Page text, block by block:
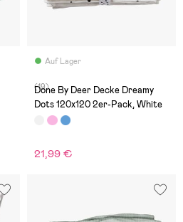
Auf Lager
(19)
Done By Deer Decke Dreamy
Dots 120x120 2er-Pack, White
21,99 €